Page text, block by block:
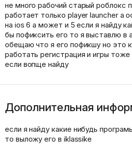
не много рабочий старый роблокс
работает только player launcher а
на ios 6 а может и 5 если я найду
бы пофиксить его то я выставлю в
обещаю что я его пофикшу но это
работать регистрация и игры
если вопще найду
Дополнительная
если я найду какие нибудь
то выложу его в iklassike